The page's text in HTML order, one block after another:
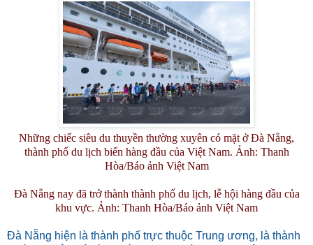
Những chiếc siêu du thuyền thường xuyên có mặt ở Đà Nẵng,
thành phố du lịch biển hàng đầu của Việt Nam. Ảnh: Thanh
Hòa/Báo ảnh Việt Nam
Đà Nẵng nay đã trở thành thành phố du lịch, lễ hội hàng đầu của
khu vực. Ảnh: Thanh Hòa/Báo ảnh Việt Nam
Đà Nẵng hiện là thành phố trực thuộc Trung ương, là thành